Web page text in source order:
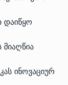
დაიწყო
ინოვაციურ